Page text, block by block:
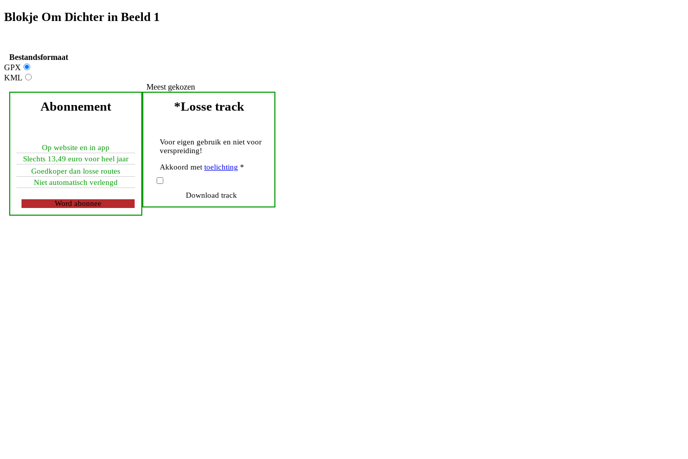
Blokje Om Dichter in Beeld 1
Bestandsformaat
GPX
KML
Meest gekozen
Abonnement
Op website en in app
Slechts 13,49 euro voor heel jaar
Goedkoper dan losse routes
Niet automatisch verlengd
Word abonnee
*Losse track
Voor eigen gebruik en niet voor
verspreiding!
Akkoord met toelichting *
Download track